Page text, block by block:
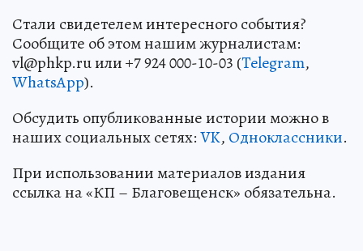
Стали свидетелем интересного события?
Сообщите об этом нашим журналистам:
vl@phkp.ru или +7 924 000-10-03 (Telegram,
WhatsApp).
Обсудить опубликованные истории можно в
наших социальных сетях:VK, Одноклассники.
При использовании материалов издания
ссылка на «КП – Благовещенск» обязательна.